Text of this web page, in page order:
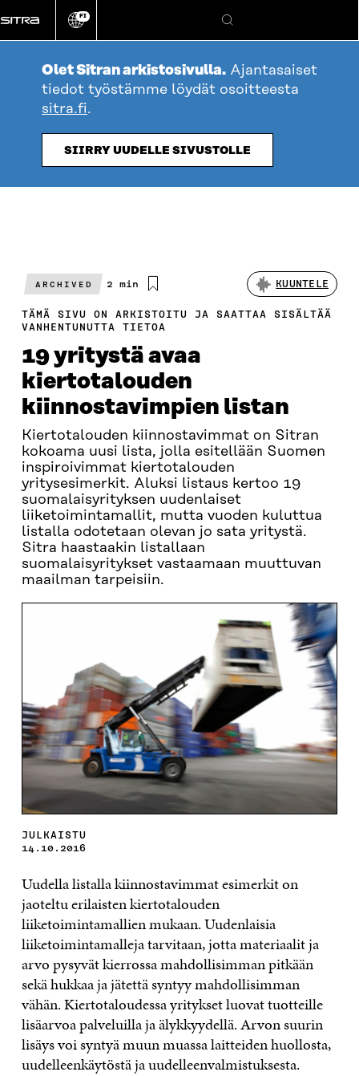
suoraan
sisältöön
Vaihda
kieli
FI
Hae
Olet Sitran arkistosivulla. Ajantasaiset
tiedot työstämme löydät osoitteesta
sitra.fi.
SIIRRY UUDELLE SIVUSTOLLE
ARCHIVED
Arvioitu
2 min KUUNTELE
TÄMÄ SIVU ON ARKISTOITU JA SAATTAA SISÄLTÄÄ
VANHENTUNUTTA TIETOA
19 yritystä avaa
kiertotalouden
kiinnostavimpien listan
Kiertotalouden kiinnostavimmat on Sitran
kokoama uusi lista, jolla esitellään Suomen
inspiroivimmat kiertotalouden
yritysesimerkit. Aluksi listaus kertoo 19
suomalaisyrityksen uudenlaiset
liiketoimintamallit, mutta vuoden kuluttua
listalla odotetaan olevan jo sata yritystä.
Sitra haastaakin listallaan
suomalaisyritykset vastaamaan muuttuvan
maailman tarpeisiin.
JULKAISTU
14.10.2016
Uudella listalla kiinnostavimmat esimerkit on
jaoteltu erilaisten kiertotalouden
liiketoimintamallien mukaan. Uudenlaisia
liiketoimintamalleja tarvitaan, jotta materiaalit ja
arvo pysyvät kierrossa mahdollisimman pitkään
sekä hukkaa ja jätettä syntyy mahdollisimman
vähän. Kiertotaloudessa yritykset luovat tuotteille
lisäarvoa palveluilla ja älykkyydellä. Arvon suurin
lisäys voi syntyä muun muassa laitteiden huollosta,
uudelleenkäytöstä ja uudelleenvalmistuksesta.